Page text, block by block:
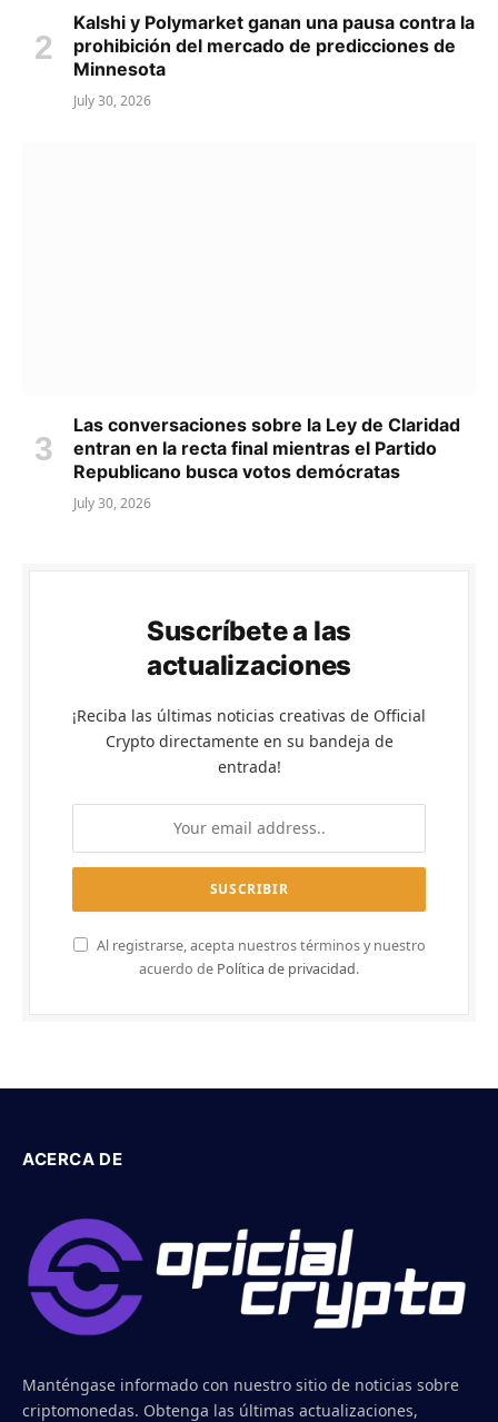
Kalshi y Polymarket ganan una pausa contra la
prohibición del mercado de predicciones de
Minnesota
July 30, 2026
Las conversaciones sobre la Ley de Claridad
entran en la recta final mientras el Partido
Republicano busca votos demócratas
July 30, 2026
Suscríbete a las
actualizaciones
¡Reciba las últimas noticias creativas de Official
Crypto directamente en su bandeja de
entrada!
Al registrarse, acepta nuestros términos y nuestro
acuerdo de Política de privacidad.
ACERCA DE
Manténgase informado con nuestro sitio de noticias sobre
criptomonedas. Obtenga las últimas actualizaciones,